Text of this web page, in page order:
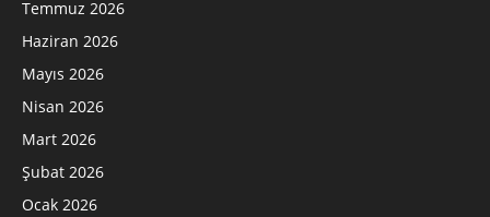
Temmuz 2026
Haziran 2026
Mayıs 2026
Nisan 2026
Mart 2026
Şubat 2026
Ocak 2026